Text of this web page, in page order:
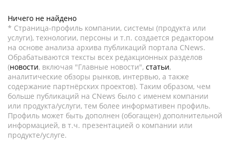
Ничего не найдено
* Страница-профиль компании, системы (продукта или
услуги), технологии, персоны и т.п. создается редактором
на основе анализа архива публикаций портала CNews.
Обрабатываются тексты всех редакционных разделов
(новости, включая "Главные новости", статьи,
аналитические обзоры рынков, интервью, а также
содержание партнёрских проектов). Таким образом, чем
больше публикаций на CNews было с именем компании
или продукта/услуги, тем более информативен профиль.
Профиль может быть дополнен (обогащен) дополнительной
информацией, в т.ч. презентацией о компании или
продукте/услуге.